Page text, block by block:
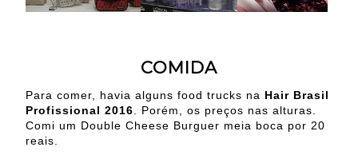
COMIDA
Para comer, havia alguns food trucks na Hair Brasil
Profissional 2016 . Porém, os preços nas alturas.
Comi um Double Cheese Burguer meia boca por 20
reais.